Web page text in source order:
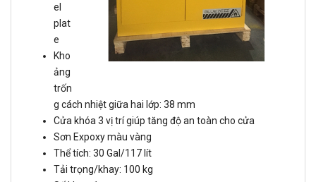
el
plat
e
Kho
ảng
trốn
g cách nhiệt giữa hai lớp: 38 mm
Cửa khóa 3 vị trí giúp tăng độ an toàn cho cửa
Sơn Expoxy màu vàng
Thể tích: 30 Gal/117 lít
Tải trọng/khay: 100 kg